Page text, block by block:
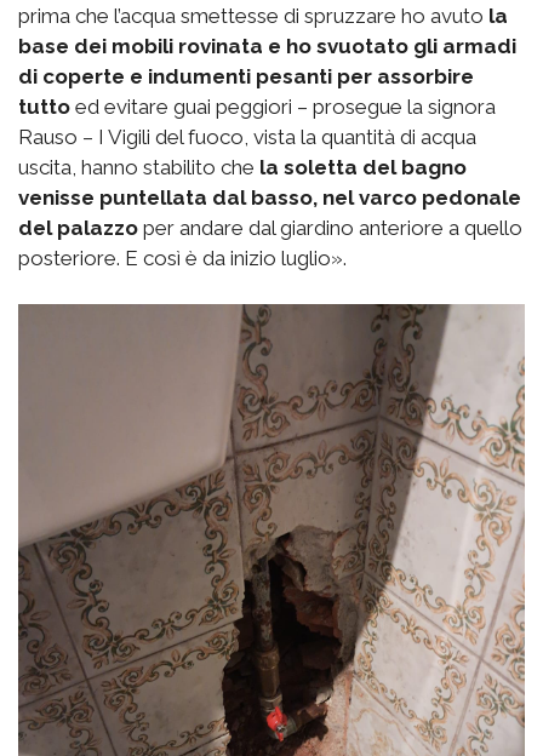
prima che l’acqua smettesse di spruzzare ho avuto la
base dei mobili rovinata e ho svuotato gli armadi
di coperte e indumenti pesanti per assorbire
tutto ed evitare guai peggiori – prosegue la signora
Rauso – I Vigili del fuoco, vista la quantità di acqua
uscita, hanno stabilito che la soletta del bagno
venisse puntellata dal basso, nel varco pedonale
del palazzo per andare dal giardino anteriore a quello
posteriore. E così è da inizio luglio».